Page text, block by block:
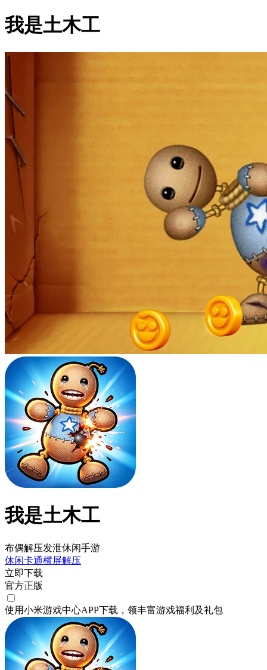
我是土木工
我是土木工
布偶解压发泄休闲手游
休闲卡通横屏解压
立即下载
官方正版
使用小米游戏中心APP下载 ，领丰富游戏福利 及礼包